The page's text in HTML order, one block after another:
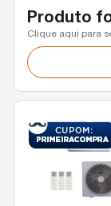
Produto
Clique aqui para